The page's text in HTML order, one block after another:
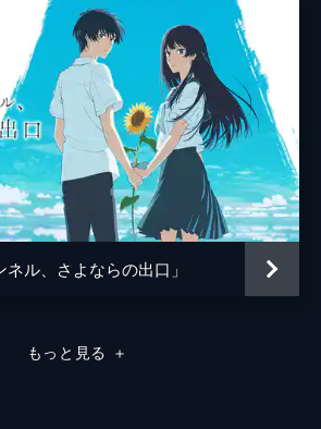
陣内祐平 太田力斗
陣内加奈 皆川陽菜乃
陣内栄 富司純子
細田守
奥寺佐渡子
松本晃彦
マッドハウス
ル、さよならの出口」
もっと見る ＋